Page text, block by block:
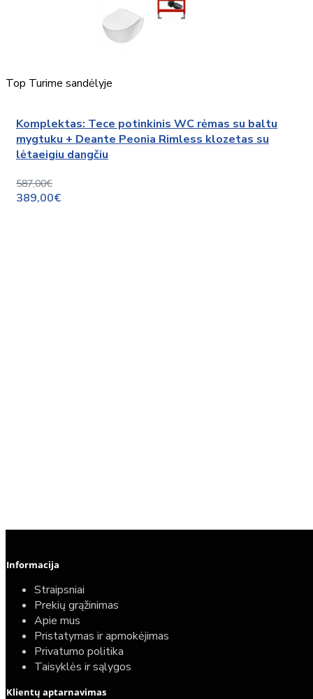
Top Turime sandėlyje
Komplektas: Tece potinkinis WC rėmas su baltu
mygtuku + Deante Peonia Rimless klozetas su
lėtaeigiu dangčiu
587,00€
389,00€
Informacija
Straipsniai
Prekių grąžinimas
Apie mus
Pristatymas ir apmokėjimas
Privatumo politika
Taisyklės ir sąlygos
Klientų aptarnavimas